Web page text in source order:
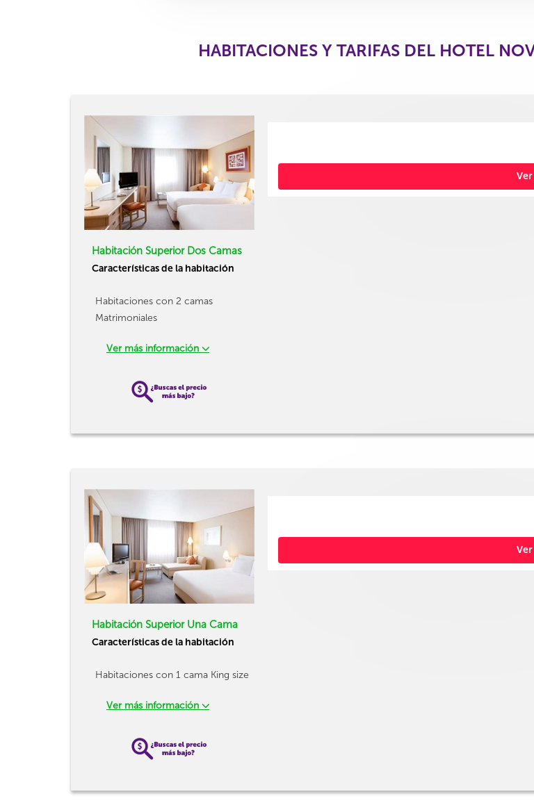
HABITACIONES Y TARIFAS DEL HOTEL
Habitación Superior Dos Camas
Características de la habitación
Habitaciones con 2 camas
Matrimoniales
Ver más información
Habitación Superior Una Cama
Características de la habitación
Habitaciones con 1 cama King size
Ver más información